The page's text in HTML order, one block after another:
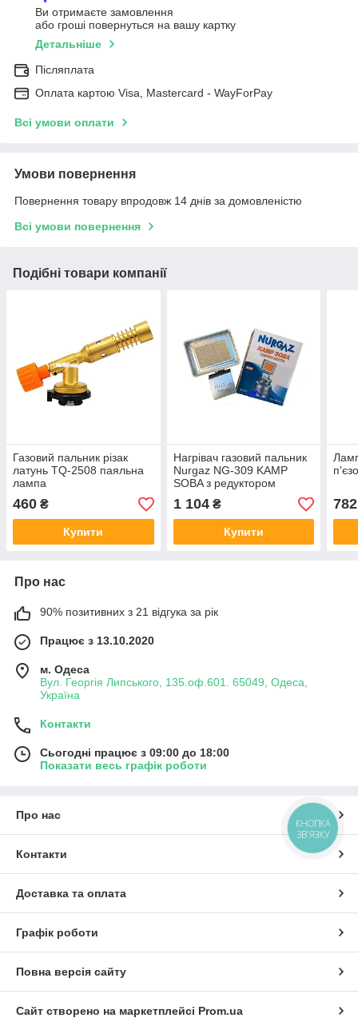
Ви отримаєте замовлення
або гроші повернуться на вашу картку
Детальніше
Післяплата
Оплата картою Visa, Mastercard - WayForPay
Всі умови оплати
Умови повернення
Повернення товару впродовж 14 днів за домовленістю
Всі умови повернення
Подібні товари компанії
Газовий пальник різак
латунь TQ-2508 паяльна
лампа
460 ₴
Купити
Нагрівач газовий пальник
Nurgaz NG-309 KAMP
SOBA з редуктором
інфачервоного
випромінювання
1 104₴
Купити
782
Про нас
90% позитивних з 21 відгука за рік
Працює з 13.10.2020
м. Одеса
Вул. Георгія Липського, 135.оф.601. 65049, Одеса,
Україна
Контакти
Сьогодні працює з 09:00 до 18:00
Показати весь графік роботи
Про нас
Контакти
Доставка та оплата
Графік роботи
Повна версія сайту
Сайт створено на маркетплейсі Prom.ua
КНОПКА
ЗВ'ЯЗКУ